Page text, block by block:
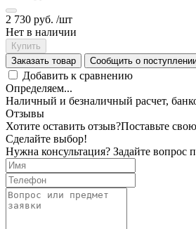
2 730 руб. /шт
Нет в наличии
Купить
Заказать товар
Сообщить о
Добавить к сравнению
Определяем...
Наличный и безналичный расчет,
Отзывы
Хотите оставить отзыв?Поставьте
Сделайте выбор!
Нужна консультация? Задайте вопрос